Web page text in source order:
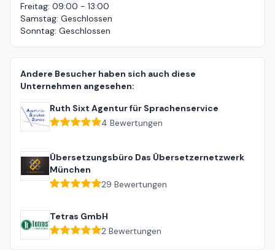
Freitag: 09:00 - 13:00
Samstag: Geschlossen
Sonntag: Geschlossen
Andere Besucher haben sich auch diese
Unternehmen angesehen:
Ruth Sixt Agentur für Sprachenservice
4 Bewertungen
Übersetzungsbüro Das Übersetzernetzwerk
München
29 Bewertungen
Tetras GmbH
2 Bewertungen